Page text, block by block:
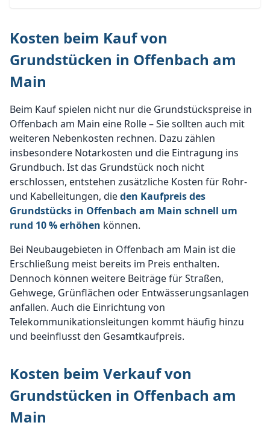
Kosten beim Kauf von
Grundstücken in Offenbach am
Main
Beim Kauf spielen nicht nur die Grundstückspreise in
Offenbach am Main eine Rolle – Sie sollten auch mit
weiteren Nebenkosten rechnen. Dazu zählen
insbesondere Notarkosten und die Eintragung ins
Grundbuch. Ist das Grundstück noch nicht
erschlossen, entstehen zusätzliche Kosten für Rohr-
und Kabelleitungen, dieden Kaufpreis des
Grundstücks in Offenbach am Main schnell um
rund 10 % erhöhen können.
Bei Neubaugebieten in Offenbach am Main ist die
Erschließung meist bereits im Preis enthalten.
Dennoch können weitere Beiträge für Straßen,
Gehwege, Grünflächen oder Entwässerungsanlagen
anfallen. Auch die Einrichtung von
Telekommunikationsleitungen kommt häufig hinzu
und beeinflusst den Gesamtkaufpreis.
Kosten beim Verkauf von
Grundstücken in Offenbach am
Main